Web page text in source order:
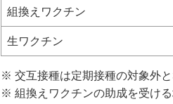
組換えワクチン
生ワクチン
※ 交互接種は定期接種の対象外と
※ 組換えワクチンの助成を受け